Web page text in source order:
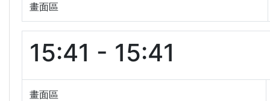
畫面區
15:41 - 15:41
畫面區